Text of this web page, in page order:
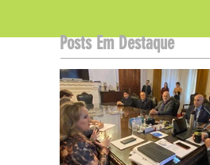
Posts Em Destaque